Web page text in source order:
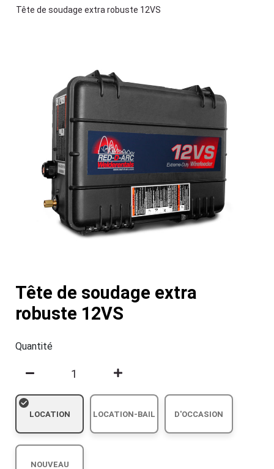
Tête de soudage extra robuste 12VS
Tête de soudage extra
robuste 12VS
Quantité
LOCATION LOCATION-BAIL D'OCCASION
NOUVEAU